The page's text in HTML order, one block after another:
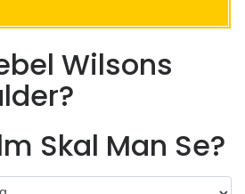
Wilsons
Skal Man Se?